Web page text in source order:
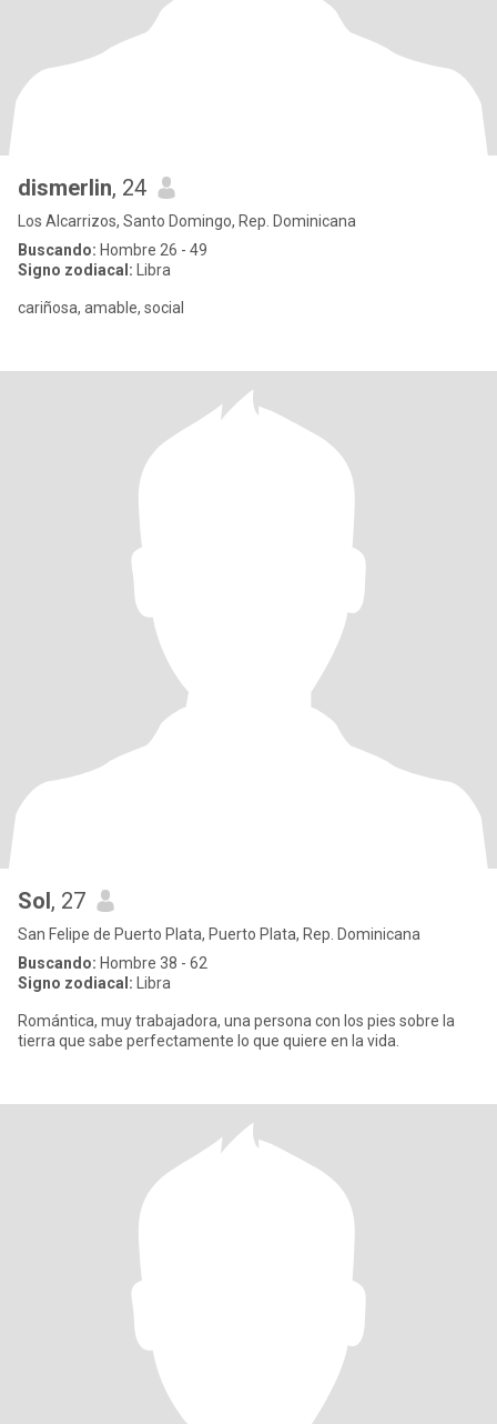
dismerlin, 24
Los Alcarrizos, Santo Domingo, Rep. Dominicana
Buscando: Hombre 26 - 49
Signo zodiacal: Libra
cariñosa, amable, social
Sol, 27
San Felipe de Puerto Plata, Puerto Plata, Rep. Dominicana
Buscando: Hombre 38 - 62
Signo zodiacal: Libra
Romántica, muy trabajadora, una persona con los pies sobre la
tierra que sabe perfectamente lo que quiere en la vida.